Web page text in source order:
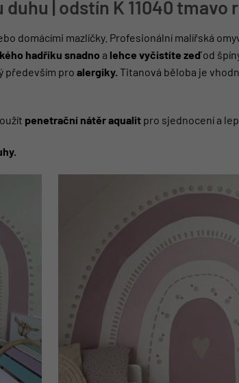
| odstín K 11040 tmavo
domácími mazlíčky. Profesionální malířská
hadříku snadno a lehce vyčistíte zeďod
především pro alergiky. Titanová běloba je
penetrační nátěr aqualit pro sjednocení a